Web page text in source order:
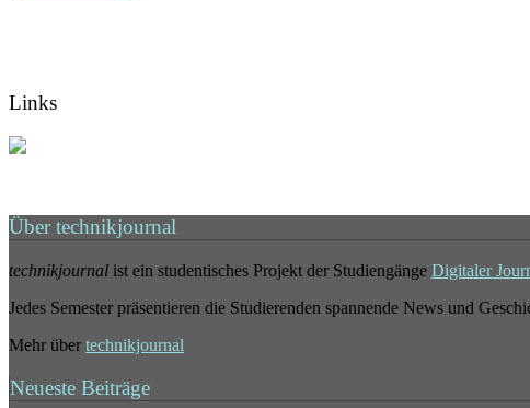
Links
Über technikjournal
technikjournal ist ein studentisches Projekt der Studiengänge Digitaler
Jedes Semester präsentieren die Studierenden spannende News und
Mehr über technikjournal
Neueste Beiträge